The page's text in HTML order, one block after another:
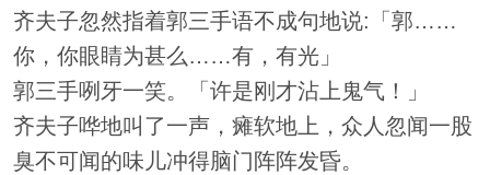
齐夫子忽然指着郭三手语不成句地说:「郭……
你，你眼睛为甚么……有，有光」
郭三手咧牙一笑。「许是刚才沾上鬼气！」
齐夫子哗地叫了一声，瘫软地上，众人忽闻一股
臭不可闻的味儿冲得脑门阵阵发昏。